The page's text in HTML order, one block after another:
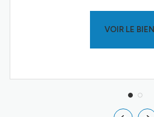
VOIR LE BIEN